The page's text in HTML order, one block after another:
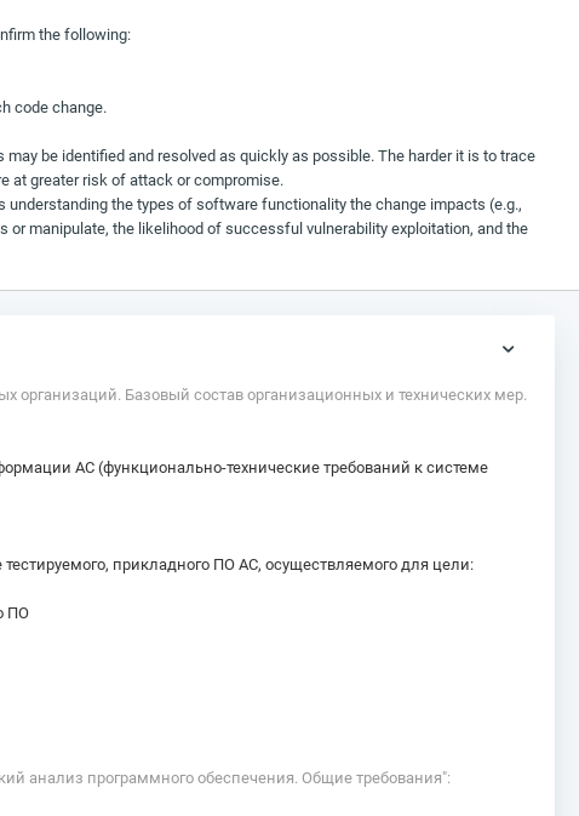
the following:
code change.
be identified and resolved as quickly as possible. The harder it is to trace
at greater risk of attack or compromise.
the types of software functionality the change impacts (e.g.,
manipulate, the likelihood of successful vulnerability exploitation, and the
Базовый состав организационных и технических мер.
АС (функционально-технические требований к системе
прикладного ПО АС, осуществляемого для цели:
ПО
анализ программного обеспечения. Общие требования":